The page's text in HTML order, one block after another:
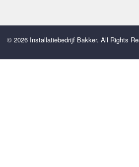
© 2026 Installatiebedrijf Bakker. All Rights